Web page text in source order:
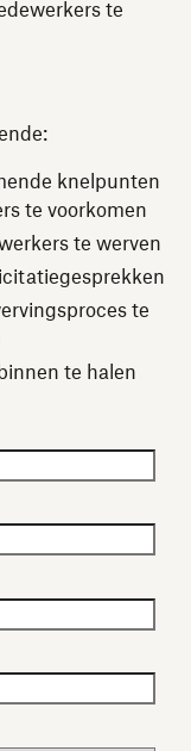
te
knelpunten
te voorkomen
te werven
te
te halen